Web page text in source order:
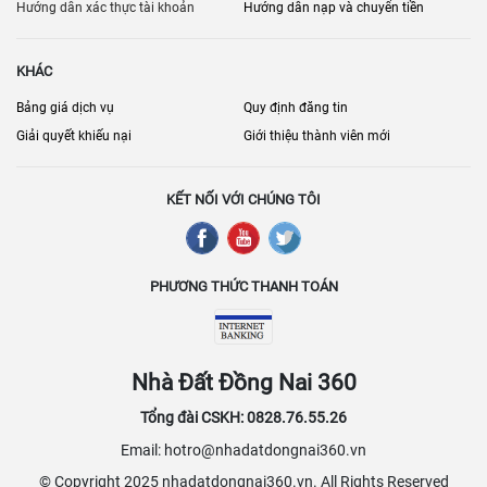
người thuê.
Hướng dẫn xác thực tài khoản
Hướng dẫn nạp và chuyển tiền
KHÁC
Bảng giá dịch vụ
Quy định đăng tin
Giải quyết khiếu nại
Giới thiệu thành viên mới
KẾT NỐI VỚI CHÚNG TÔI
PHƯƠNG THỨC THANH TOÁN
Nhà Đất Đồng Nai 360
Tổng đài CSKH: 0828.76.55.26
Email: hotro@nhadatdongnai360.vn
© Copyright 2025 nhadatdongnai360.vn. All Rights Reserved